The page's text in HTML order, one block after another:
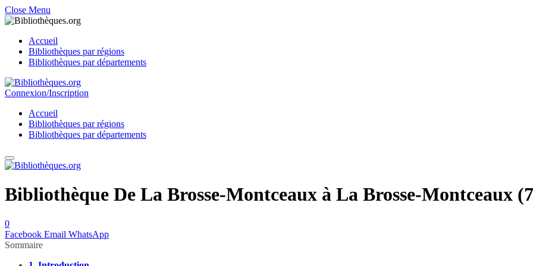
Close Menu
Accueil
Bibliothèques par régions
Bibliothèques par départements
Connexion/Inscription
Accueil
Bibliothèques par régions
Bibliothèques par départements
Bibliothèque De La Brosse-Montceaux à La Brosse-Montceaux
0
Facebook Email WhatsApp
Sommaire